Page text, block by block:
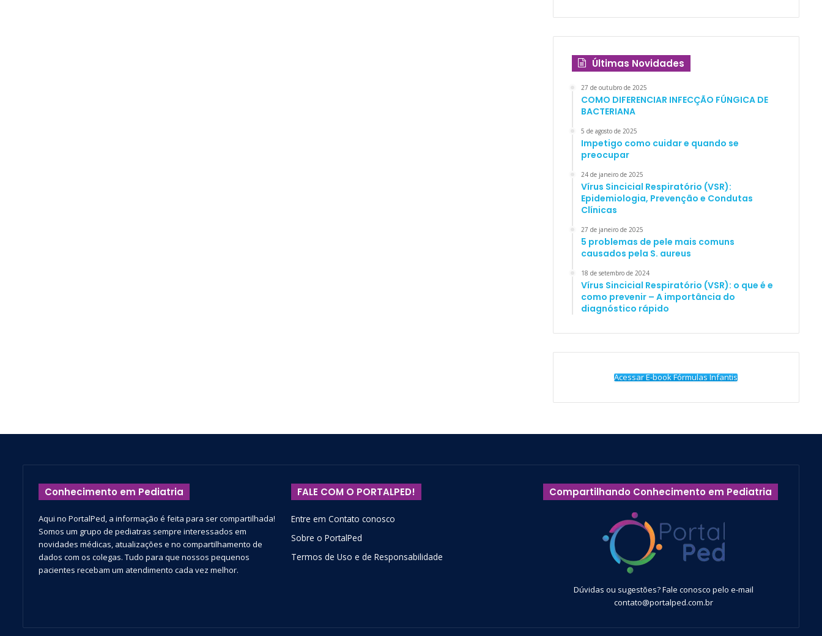
Últimas Novidades
27 de outubro de 2025
COMO DIFERENCIAR INFECÇÃO FÚNGICA DE
BACTERIANA
5 de agosto de 2025
Impetigo como cuidar e quando se
preocupar
24 de janeiro de 2025
Vírus Sincicial Respiratório (VSR):
Epidemiologia, Prevenção e Condutas
Clínicas
27 de janeiro de 2025
5 problemas de pele mais comuns
causados pela S. aureus
18 de setembro de 2024
Vírus Sincicial Respiratório (VSR): o que é e
como prevenir – A importância do
diagnóstico rápido
Acessar E-book Fórmulas Infantis
Conhecimento em Pediatria
Aqui no PortalPed, a informação é feita para ser compartilhada!
Somos um grupo de pediatras sempre interessados em
novidades médicas, atualizações e no compartilhamento de
dados com os colegas. Tudo para que nossos pequenos
pacientes recebam um atendimento cada vez melhor.
FALE COM O PORTALPED!
Entre em Contato conosco
Sobre o PortalPed
Termos de Uso e de Responsabilidade
Compartilhando Conhecimento em Pediatria
Dúvidas ou sugestões? Fale conosco pelo e-mail
contato@portalped.com.br